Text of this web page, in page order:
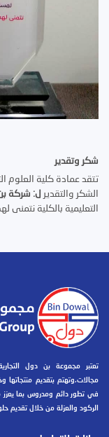
شكر وتقدير
تتقد عمادة كلية العلوم
الشكر والتقدير ل: شركة
التعليمية بالكلية نتمنى
تعتبر مجموعة بن دول
مجالات،وتهتم بتقديم
في تطور دائم ومدروس بما يعزز
الركود والعزلة من خلال تقديم